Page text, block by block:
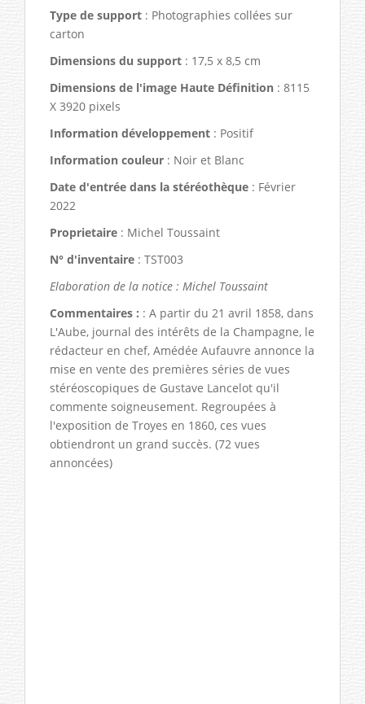
Type de support : Photographies collées sur
carton
Dimensions du support : 17,5 x 8,5 cm
Dimensions de l'image Haute Définition : 8115
X 3920 pixels
Information développement : Positif
Information couleur : Noir et Blanc
Date d'entrée dans la stéréothèque : Février
2022
Proprietaire : Michel Toussaint
N° d'inventaire : TST003
Elaboration de la notice : Michel Toussaint
Commentaires : : A partir du 21 avril 1858, dans
L'Aube, journal des intérêts de la Champagne, le
rédacteur en chef, Amédée Aufauvre annonce la
mise en vente des premières séries de vues
stéréoscopiques de Gustave Lancelot qu'il
commente soigneusement. Regroupées à
l'exposition de Troyes en 1860, ces vues
obtiendront un grand succès. (72 vues
annoncées)